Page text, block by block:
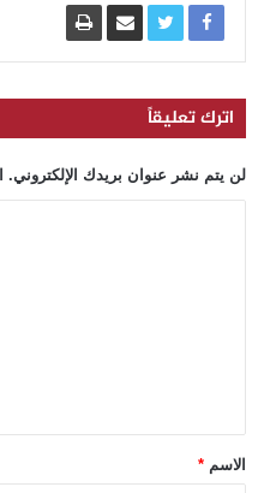
اترك تعليقاً
لن يتم نشر عنوان بريدك الإلكتروني.
الاسم *